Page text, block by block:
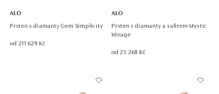
ALO
Prsten s diamanty Gem Simplicity
od 211 629 Kč
ALO
Prsten s diamanty a safírem Mystic
Mirage
od 23 268 Kč